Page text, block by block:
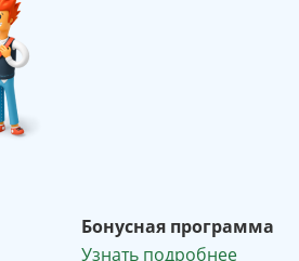
Бонусная программа
Узнать подробнее